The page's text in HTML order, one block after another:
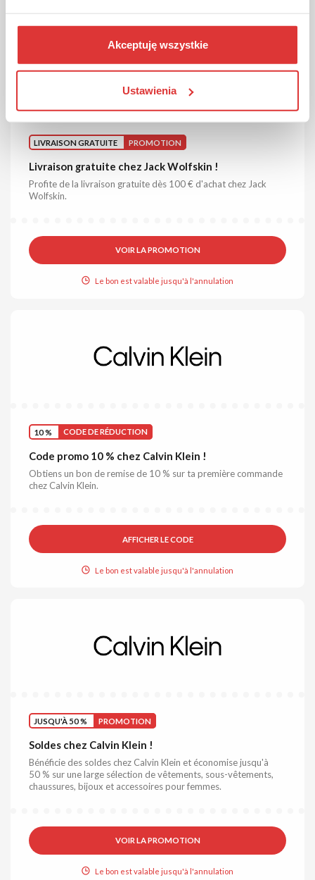
Akceptuję wszystkie
Ustawienia
LIVRAISON GRATUITE PROMOTION
Livraison gratuite chez Jack Wolfskin !
Profite de la livraison gratuite dès 100 € d'achat chez Jack
Wolfskin.
VOIR LA PROMOTION
Le bon est valable jusqu'à l'annulation
10 % CODE DE RÉDUCTION
Code promo 10 % chez Calvin Klein !
Obtiens un bon de remise de 10 % sur ta première commande
chez Calvin Klein.
AFFICHER LE CODE
Le bon est valable jusqu'à l'annulation
JUSQU'À 50 % PROMOTION
Soldes chez Calvin Klein !
Bénéficie des soldes chez Calvin Klein et économise jusqu'à
50 % sur une large sélection de vêtements, sous-vêtements,
chaussures, bijoux et accessoires pour femmes.
VOIR LA PROMOTION
Le bon est valable jusqu'à l'annulation